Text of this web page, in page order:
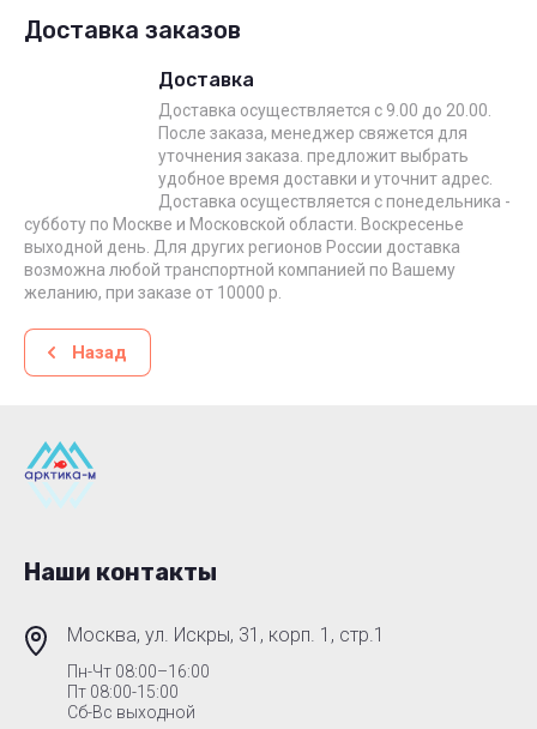
Доставка заказов
Доставка
Доставка осуществляется с 9.00 до 20.00.
После заказа, менеджер свяжется для
уточнения заказа. предложит выбрать
удобное время доставки и уточнит адрес.
Доставка осуществляется с понедельника -
субботу по Москве и Московской области. Воскресенье
выходной день. Для других регионов России доставка
возможна любой транспортной компанией по Вашему
желанию, при заказе от 10000 р.
Назад
Наши контакты
Москва, ул. Искры, 31, корп. 1, стр.1
Пн-Чт 08:00–16:00
Пт 08:00-15:00
Сб-Вс выходной